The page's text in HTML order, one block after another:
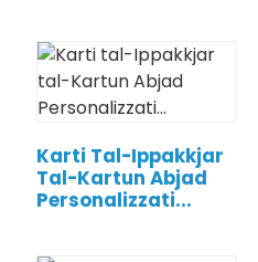
Karti Tal-Ippakkjar
Tal-Kartun Abjad
Personalizzati...